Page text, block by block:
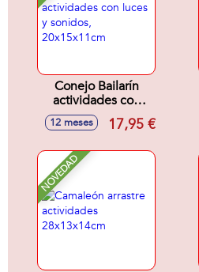
Conejo Bailarín
actividades con
luces y sonidos,
20x15x11cm
12 meses 17,95 €
NOVEDAD